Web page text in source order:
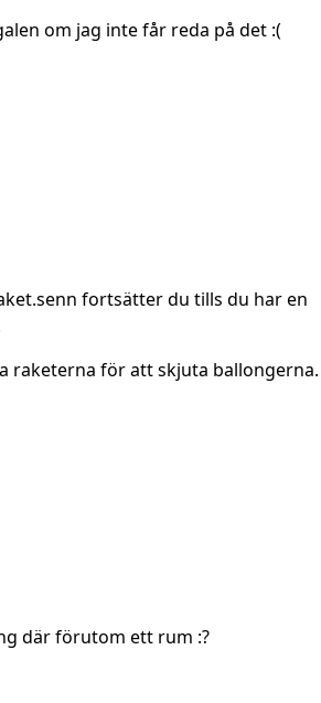
om jag inte får reda på det :(
fortsätter du tills du har en
raketerna för att skjuta ballongerna.
där förutom ett rum :?